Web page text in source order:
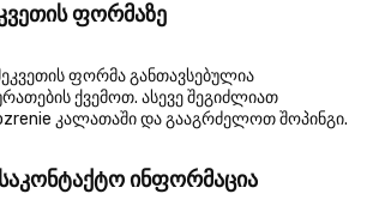
ფორმაზე
ფორმა განთავსებულია
ქვემოთ. ასევე შეგიძლიათ
კალათაში და გააგრძელოთ შოპინგი.
ინფორმაცია